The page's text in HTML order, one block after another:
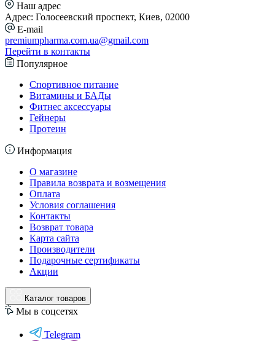
Наш адрес
Адрес: Голосеевский проспект, Киев, 02000
E-mail
premiumpharma.com.ua@gmail.com
Перейти в контакты
Популярное
Спортивное питание
Витамины и БАДы
Фитнес аксессуары
Гейнеры
Протеин
Информация
О магазине
Правила возврата и возмещения
Оплата
Условия соглашения
Контакты
Возврат товара
Карта сайта
Производители
Подарочные сертификаты
Акции
Каталог товаров
Мы в соцсетях
Telegram